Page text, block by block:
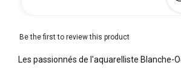
Be the first to review this product
Les passionnés de l'aquarelliste Blanche-